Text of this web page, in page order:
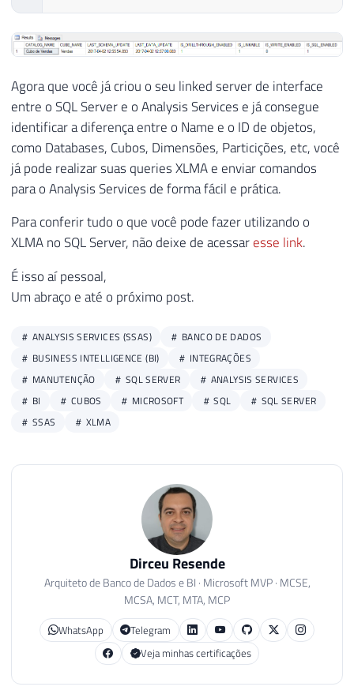
Agora que você já criou o seu linked server de interface
entre o SQL Server e o Analysis Services e já consegue
identificar a diferença entre o Name e o ID de objetos,
como Databases, Cubos, Dimensões, Particições, etc, você
já pode realizar suas queries XLMA e enviar comandos
para o Analysis Services de forma fácil e prática.
Para conferir tudo o que você pode fazer utilizando o
XLMA no SQL Server, não deixe de acessaresse link.
É isso aí pessoal,
Um abraço e até o próximo post.
ANALYSIS SERVICES (SSAS)
BANCO DE DADOS
BUSINESS INTELLIGENCE (BI)
INTEGRAÇÕES
MANUTENÇÃO
SQL SERVER
ANALYSIS SERVICES
BI
CUBOS MICROSOFT SQL
SQL SERVER
SSAS
XLMA
Dirceu Resende
Arquiteto de Banco de Dados e BI · Microsoft MVP · MCSE,
MCSA, MCT, MTA, MCP
WhatsApp
Telegram
Veja minhas certificações